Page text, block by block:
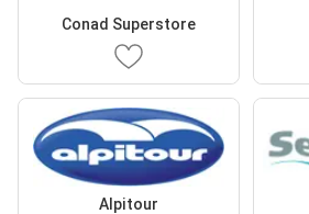
Conad Superstore
Alpitour